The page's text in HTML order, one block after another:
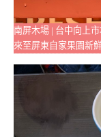
南屏木場 | 台中向上
來至屏東自家果園新